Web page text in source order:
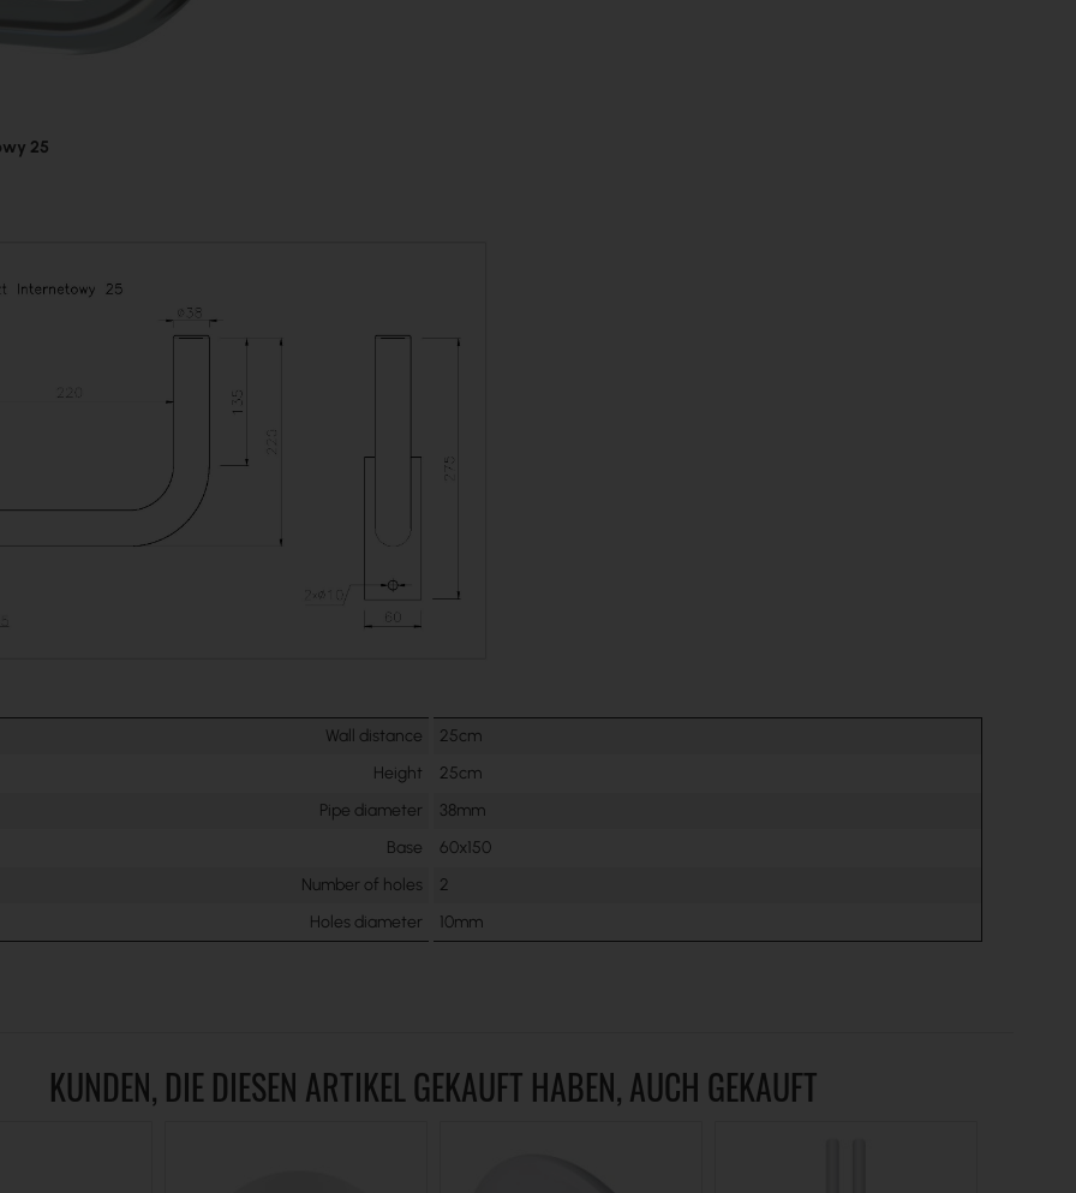
25
Wall distance
25cm
Height
25cm
Pipe diameter
38mm
Base
60x150
Number of holes
2
Holes diameter
10mm
KUNDEN, DIE DIESEN ARTIKEL GEKAUFT HABEN, AUCH GEKAUFT